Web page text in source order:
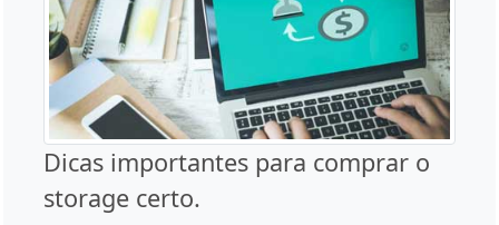
Dicas importantes para comprar o
storage certo.